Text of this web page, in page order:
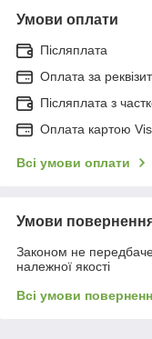
Умови оплати
Післяплата
Оплата за
Післяплата з
Оплата картою
Всі умови оплати
Умови
Законом не
належної якості
Всі умови